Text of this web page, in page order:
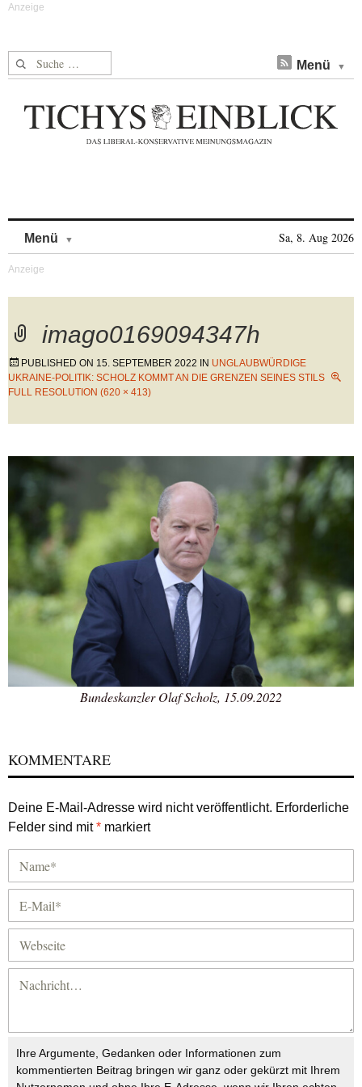
Suche nach: Menü
Menü Sa, 8. Aug 2026
imago0169094347h
PUBLISHED ON 15. SEPTEMBER 2022 IN UNGLAUBWÜRDIGE
UKRAINE-POLITIK: SCHOLZ KOMMT AN DIE GRENZEN SEINES STILS
FULL RESOLUTION (620 × 413)
Bundeskanzler Olaf Scholz, 15.09.2022
KOMMENTARE
Deine E-Mail-Adresse wird nicht veröffentlicht. Erforderliche
Felder sind mit* markiert
Ihre Argumente, Gedanken oder Informationen zum
kommentierten Beitrag bringen wir ganz oder gekürzt mit Ihrem